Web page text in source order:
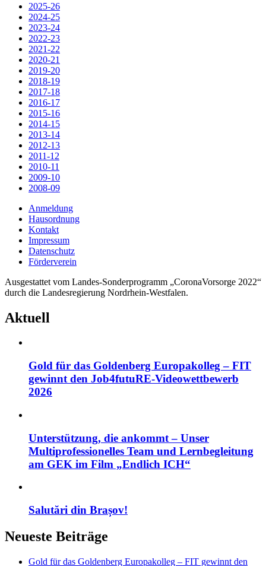
2025-26
2024-25
2023-24
2022-23
2021-22
2020-21
2019-20
2018-19
2017-18
2016-17
2015-16
2014-15
2013-14
2012-13
2011-12
2010-11
2009-10
2008-09
Anmeldung
Hausordnung
Kontakt
Impressum
Datenschutz
Förderverein
Ausgestattet vom Landes-Sonderprogramm „CoronaVorsorge 2022“
durch die Landesregierung Nordrhein-Westfalen.
Aktuell
Gold für das Goldenberg Europakolleg – FIT
gewinnt den Job4futuRE-Videowettbewerb
2026
Unterstützung, die ankommt – Unser
Multiprofessionelles Team und Lernbegleitung
am GEK im Film „Endlich ICH“
Salutări din Brașov!
Neueste Beiträge
Gold für das Goldenberg Europakolleg – FIT gewinnt den